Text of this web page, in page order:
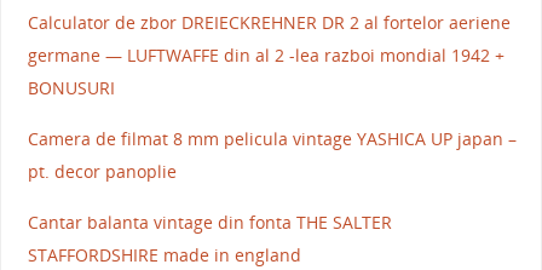
Calculator de zbor DREIECKREHNER DR 2 al fortelor aeriene
germane — LUFTWAFFE din al 2 -lea razboi mondial 1942 +
BONUSURI
Camera de filmat 8 mm pelicula vintage YASHICA UP japan –
pt. decor panoplie
Cantar balanta vintage din fonta THE SALTER
STAFFORDSHIRE made in england